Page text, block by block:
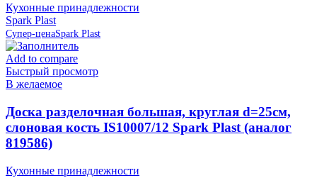
Кухонные принадлежности
Spark Plast
Супер-ценаSpark Plast
Add to compare
Быстрый просмотр
В желаемое
Доска разделочная большая, круглая d=25см,
слоновая кость IS10007/12 Spark Plast (аналог
819586)
Кухонные принадлежности